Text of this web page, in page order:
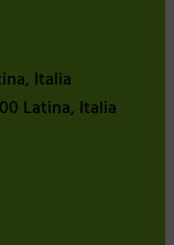
Italia
Latina, Italia